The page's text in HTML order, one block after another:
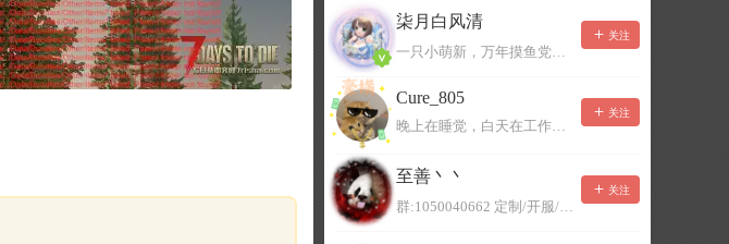
柒月白风清
一只小萌新，万年摸鱼党！已经脱坑了。。。
关注
Cure_805
晚上在睡觉，白天在工作，不一定能及时回复，有事可以留言！
关注
至善丶丶
群:1050040662 定制/开服/地图制作/价格公道
关注